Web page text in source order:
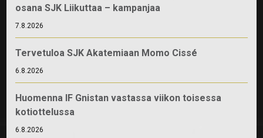
osana SJK Liikuttaa – kampanjaa
7.8.2026
Tervetuloa SJK Akatemiaan Momo Cissé
6.8.2026
Huomenna IF Gnistan vastassa viikon toisessa
kotiottelussa
6.8.2026